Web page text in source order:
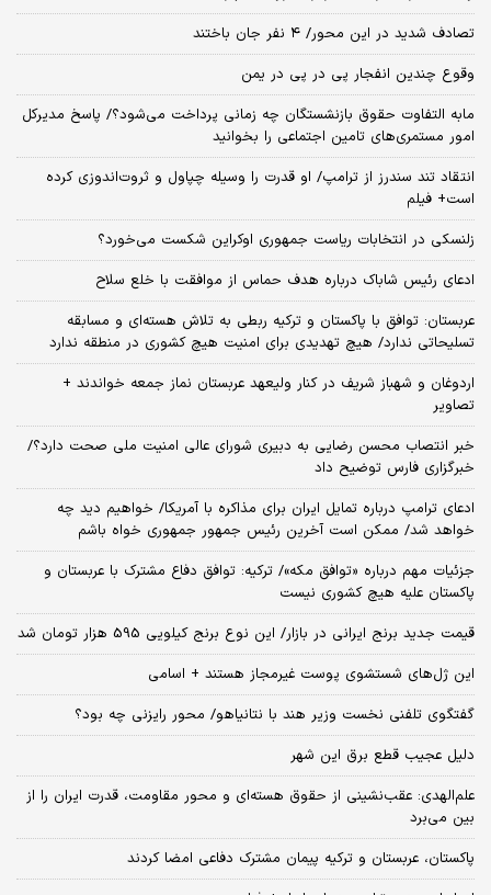
تصادف شدید در این محور/ ۴ نفر جان باختند
وقوع چندین انفجار پی در پی در یمن
مابه التفاوت حقوق بازنشستگان چه زمانی پرداخت می‌شود؟/ پاسخ مدیرکل
امور مستمری‌های تامین اجتماعی را بخوانید
انتقاد تند سندرز از ترامپ/ او قدرت را وسیله چپاول و ثروت‌اندوزی کرده
است+ فیلم
زلنسکی در انتخابات ریاست جمهوری اوکراین شکست می‌خورد؟
ادعای رئیس شاباک درباره هدف حماس از موافقت با خلع سلاح
عربستان: توافق با پاکستان و ترکیه ربطی به تلاش هسته‌ای و مسابقه
تسلیحاتی ندارد/ هیچ تهدیدی برای امنیت هیچ کشوری در منطقه ندارد
اردوغان و شهباز شریف در کنار ولیعهد عربستان نماز جمعه خواندند +
تصاویر
خبر انتصاب محسن رضایی به دبیری شورای عالی امنیت ملی صحت دارد؟/
خبرگزاری فارس توضیح داد
ادعای ترامپ درباره تمایل ایران برای مذاکره با آمریکا/ خواهیم دید چه
خواهد شد/ ممکن است آخرین رئیس‌ جمهور جمهوری خواه باشم
جزئیات مهم درباره «توافق مکه»/ ترکیه‌: توافق دفاع مشترک با عربستان و
پاکستان علیه هیچ کشوری نیست
قیمت جدید برنج ایرانی در بازار/ این نوع برنج کیلویی 595 هزار تومان شد
این ژل‌های شستشوی پوست غیرمجاز هستند + اسامی
گفتگوی تلفنی نخست وزیر هند با نتانیاهو/ محور رایزنی چه بود؟
دلیل عجیب قطع برق این شهر
علم‌الهدی: عقب‌نشینی از حقوق هسته‌ای و محور مقاومت، قدرت ایران را از
بین می‌برد
پاکستان، عربستان و ترکیه پیمان مشترک دفاعی امضا کردند